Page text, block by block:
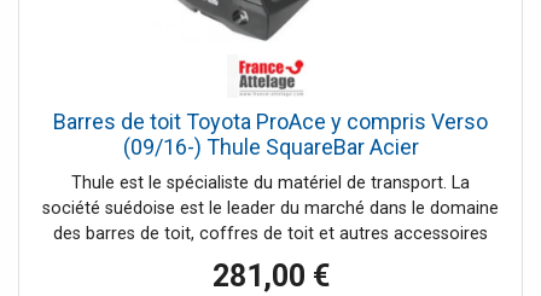
Barres de toit Toyota ProAce y compris Verso
(09/16-) Thule SquareBar Acier
Thule est le spécialiste du matériel de transport. La
société suédoise est le leader du marché dans le domaine
des barres de toit, coffres de toit et autres accessoires
pour systèmes de portage auto. France Attelage vous
offre une large gamme de la marque Thule et vous
281,00 €